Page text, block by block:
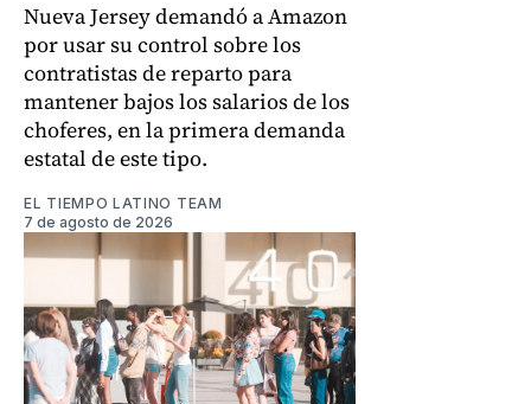
Nueva Jersey demandó a Amazon
por usar su control sobre los
contratistas de reparto para
mantener bajos los salarios de los
choferes, en la primera demanda
estatal de este tipo.
EL TIEMPO LATINO TEAM
7 de agosto de 2026